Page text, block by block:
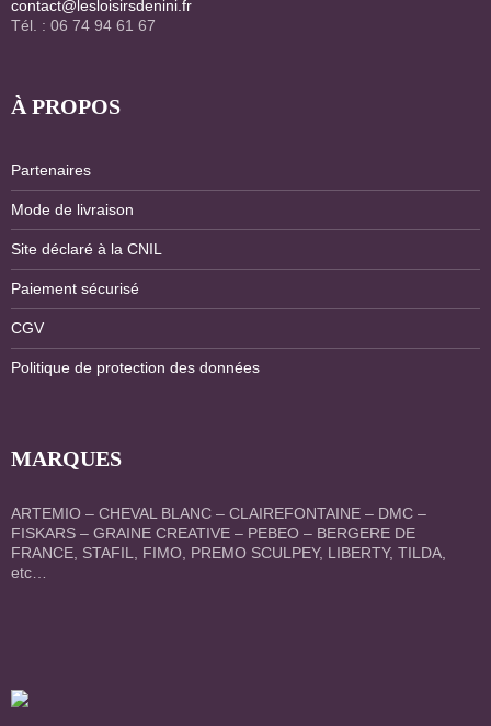
contact@lesloisirsdenini.fr
Tél. : 06 74 94 61 67
À PROPOS
Partenaires
Mode de livraison
Site déclaré à la CNIL
Paiement sécurisé
CGV
Politique de protection des données
MARQUES
ARTEMIO – CHEVAL BLANC – CLAIREFONTAINE – DMC –
FISKARS – GRAINE CREATIVE – PEBEO – BERGERE DE
FRANCE, STAFIL, FIMO, PREMO SCULPEY, LIBERTY, TILDA,
etc…